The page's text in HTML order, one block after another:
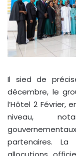
Il sied de
décembre, le
l’Hôtel 2 Février,
niveau,
partenaires.